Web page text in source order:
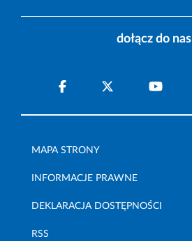
dołącz do nas
MAPA STRONY
INFORMACJE PRAWNE
DEKLARACJA DOSTĘPNOŚCI
RSS